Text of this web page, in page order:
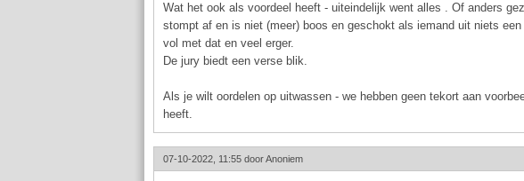
Wat het ook als voordeel heeft - uiteindelijk went alles . Of anders
stompt af en is niet (meer) boos en geschokt als iemand uit niets
vol met dat en veel erger.
De jury biedt een verse blik.
Als je wilt oordelen op uitwassen - we hebben geen tekort aan
heeft.
07-10-2022, 11:55 doorAnoniem